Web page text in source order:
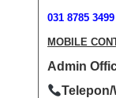
031 8785 3499
MOBILE
Admin